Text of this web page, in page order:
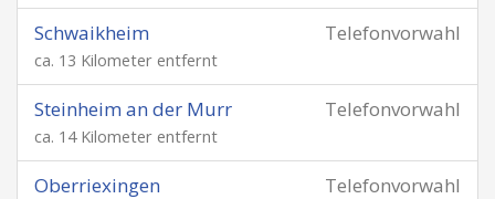
Telefonvorwahl
Schwaikheim
ca. 13 Kilometer entfernt
Telefonvorwahl
Steinheim an der Murr
ca. 14 Kilometer entfernt
Telefonvorwahl
Oberriexingen